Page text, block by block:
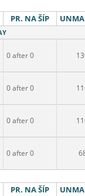
PR. NA ŠÍP
0 after 0
0 after 0
0 after 0
0 after 0
PR. NA ŠÍP